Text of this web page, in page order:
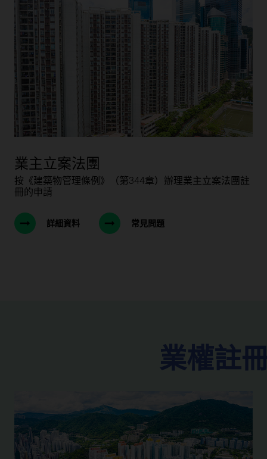
業主立案法團
按《建築物管理條例》（第344章）辦理業主立案法團註
冊的申請
詳細資料 常見問題
業權註